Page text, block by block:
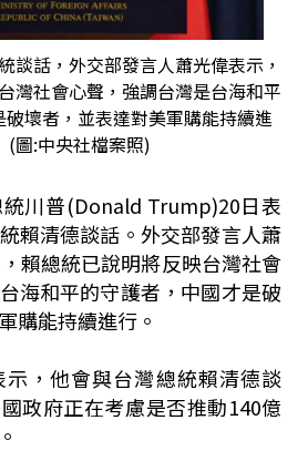
談話，外交部發言人蕭光偉表示，
灣社會心聲，強調台灣是台海和平
壞者，並表達對美軍購能持續進
(圖:中央社檔案照)
川普(Donald Trump)20日表
賴清德談話。外交部發言人蕭
賴總統已說明將反映台灣社會
海和平的守護者，中國才是破
購能持續進行。
，他會與台灣總統賴清德談
政府正在考慮是否推動140億